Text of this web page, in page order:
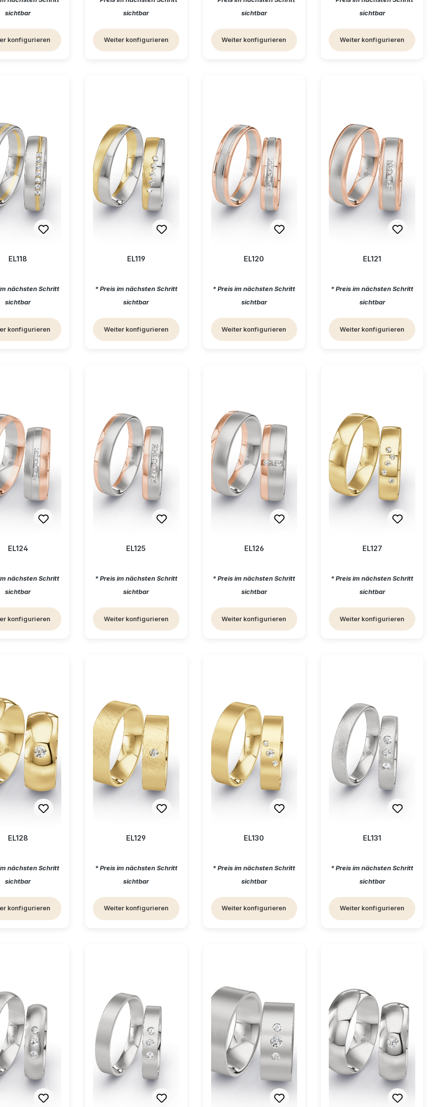
sichtbar
konfigurieren
sichtbar
Weiter konfigurieren
sichtbar
Weiter konfigurieren
sichtbar
Weiter konfigurieren
EL118
Preis:
nächsten Schritt
sichtbar
konfigurieren
EL119
Regulärer Preis:
* Preis im nächsten Schritt
sichtbar
Weiter konfigurieren
EL120
Regulärer Preis:
* Preis im nächsten Schritt
sichtbar
Weiter konfigurieren
EL121
Regulärer Preis:
* Preis im nächsten Schritt
sichtbar
Weiter konfigurieren
EL124
Preis:
nächsten Schritt
sichtbar
konfigurieren
EL125
Regulärer Preis:
* Preis im nächsten Schritt
sichtbar
Weiter konfigurieren
EL126
Regulärer Preis:
* Preis im nächsten Schritt
sichtbar
Weiter konfigurieren
EL127
Regulärer Preis:
* Preis im nächsten Schritt
sichtbar
Weiter konfigurieren
EL128
Preis:
nächsten Schritt
sichtbar
konfigurieren
EL129
Regulärer Preis:
* Preis im nächsten Schritt
sichtbar
Weiter konfigurieren
EL130
Regulärer Preis:
* Preis im nächsten Schritt
sichtbar
Weiter konfigurieren
EL131
Regulärer Preis:
* Preis im nächsten Schritt
sichtbar
Weiter konfigurieren